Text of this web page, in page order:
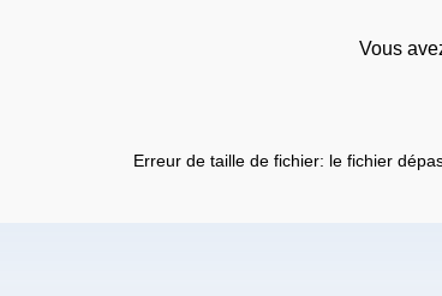
Vous
Erreur de taille de fichier: le fichier